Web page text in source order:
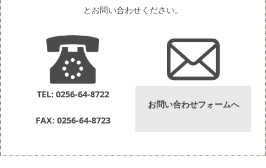
とお問い合わせください。
TEL: 0256-64-8722
FAX: 0256-64-8723
お問い合わせフォームへ